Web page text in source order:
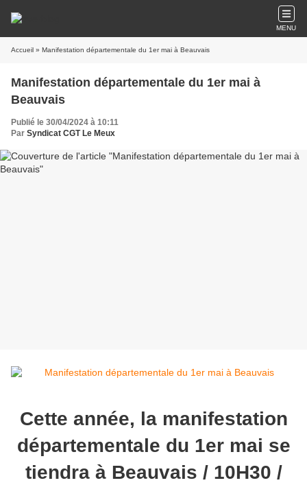
MENU
Accueil » Manifestation départementale du 1er mai à Beauvais
Manifestation départementale du 1er mai à
Beauvais
Publié le 30/04/2024 à 10:11
Par Syndicat CGT Le Meux
Cette année, la manifestation
départementale du 1er mai se
tiendra à Beauvais / 10H30 /